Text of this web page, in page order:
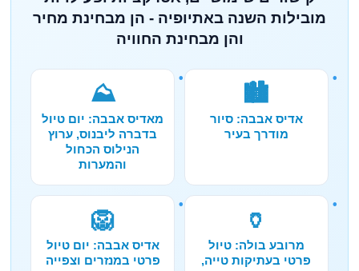
מובילות השנה באתיופיה - הן מבחינת מחיר
והן מבחינת החוויה
🏙️
אדיס אבבה: סיור
מודרך בעיר
⛰️
מאדיס אבבה: יום טיול
בדברה ליבנוס, ערוץ
הנילוס הכחול
והמערות
🏺
מרובע בולה: טיול
פרטי בעתיקות טייה,
🦁
אדיס אבבה: יום טיול
פרטי במנזרים וצפייה